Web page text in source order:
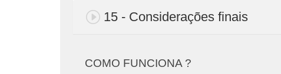
15 - Considerações finais
COMO FUNCIONA ?